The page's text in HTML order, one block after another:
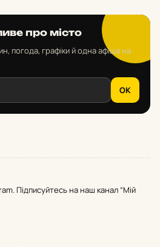
про місто
погода, графіки й одна афіша на
OK
Підписуйтесь на наш канал “Мій